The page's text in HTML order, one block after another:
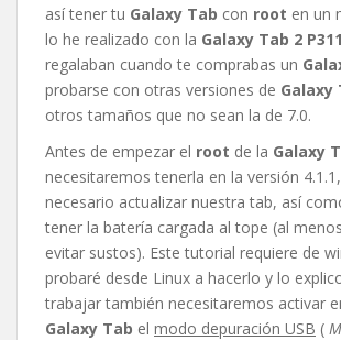
así tener tu Galaxy Tab con root en un
lo he realizado con la Galaxy Tab 2
regalaban cuando te comprabas un
probarse con otras versiones de Galaxy
otros tamaños que no sean la de 7.0.
Antes de empezar el root de la Galaxy
necesitaremos tenerla en la versión
necesario actualizar nuestra tab, así
tener la batería cargada al tope (al
evitar sustos). Este tutorial requiere de
probaré desde Linux a hacerlo y lo
trabajar también necesitaremos activar
Galaxy Tab el modo depuración USB (